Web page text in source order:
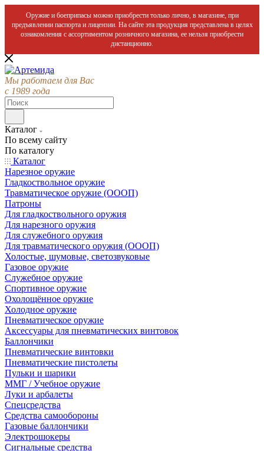
Оружие и боеприпасы можно приобрести только лично, в магазине, при
предъявлении паспорта и лицензии. На сайте эта продукция представлена в целях
ознакомления с ассортиментом розничного магазина, ее нельзя приобрести
дистанционно.
Мы работаем для Вас
с 1989 года
Каталог
По всему сайту
По каталогу
Каталог
Нарезное оружие
Гладкоствольное оружие
Травматическое оружие (ОООП)
Патроны
Для гладкоствольного оружия
Для нарезного оружия
Для служебного оружия
Для травматического оружия (ОООП)
Холостые, шумовые, светозвуковые
Газовое оружие
Служебное оружие
Спортивное оружие
Охолощённое оружие
Холодное оружие
Пневматическое оружие
Аксессуары для пневматических винтовок
Баллончики
Пневматические винтовки
Пневматические пистолеты
Пульки и шарики
ММГ / Учебное оружие
Луки и арбалеты
Спецсредства
Средства самообороны
Газовые баллончики
Электрошокеры
Сигнальные средства